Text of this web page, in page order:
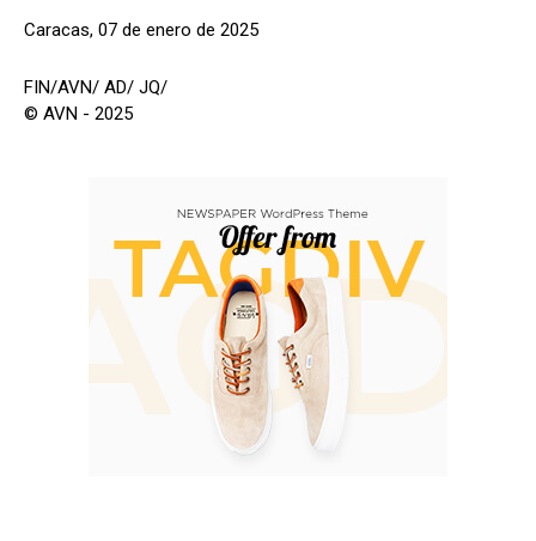
Caracas, 07 de enero de 2025
FIN/AVN/ AD/ JQ/
© AVN - 2025